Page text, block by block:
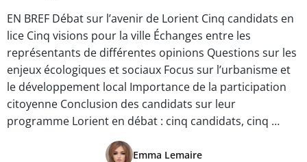
EN BREF Débat sur l’avenir de Lorient Cinq candidats en
lice Cinq visions pour la ville Échanges entre les
représentants de différentes opinions Questions sur les
enjeux écologiques et sociaux Focus sur l’urbanisme et
le développement local Importance de la participation
citoyenne Conclusion des candidats sur leur
programme Lorient en débat : cinq candidats, cinq …
Emma Lemaire